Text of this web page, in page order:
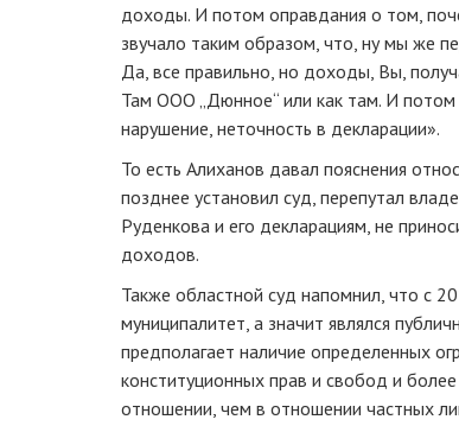
доходы. И потом оправдания о том,
звучало таким образом, что, ну мы же
Да, все правильно, но доходы, Вы,
Там ООО „Дюнное“ или как там. И потом
нарушение, неточность в декларации».
То есть Алиханов давал пояснения
позднее установил суд, перепутал
Руденкова и его декларациям, не
доходов.
Также областной суд напомнил, что с
муниципалитет, а значит являлся
предполагает наличие определенных
конституционных прав и свобод и
отношении, чем в отношении частных